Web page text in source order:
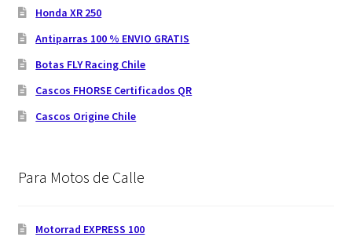
Honda XR 250
Antiparras 100 % ENVIO GRATIS
Botas FLY Racing Chile
Cascos FHORSE Certificados QR
Cascos Origine Chile
Para Motos de Calle
Motorrad EXPRESS 100